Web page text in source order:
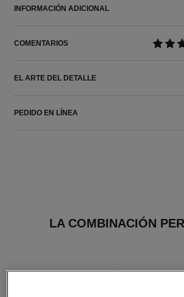
INFORMACIÓN ADICIONAL
COMENTARIOS
EL ARTE DEL DETALLE
PEDIDO EN LÍNEA
LA COMBINACIÓN